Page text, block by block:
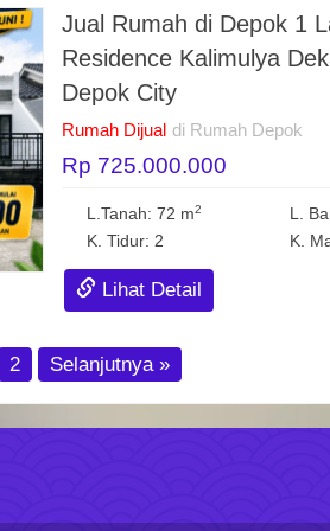
Jual Rumah di Depok 1
Residence Kalimulya
Depok City
Rumah Dijual di Rumah Depok
Rp 725.000.000
L.Tanah: 72 m2 L.
K. Tidur: 2 K.
Lihat Detail
2 Selanjutnya »